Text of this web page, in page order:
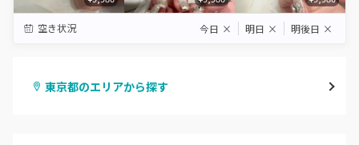
空き状況 今日 × 明日 × 明後日 ×
東京都のエリアから探す